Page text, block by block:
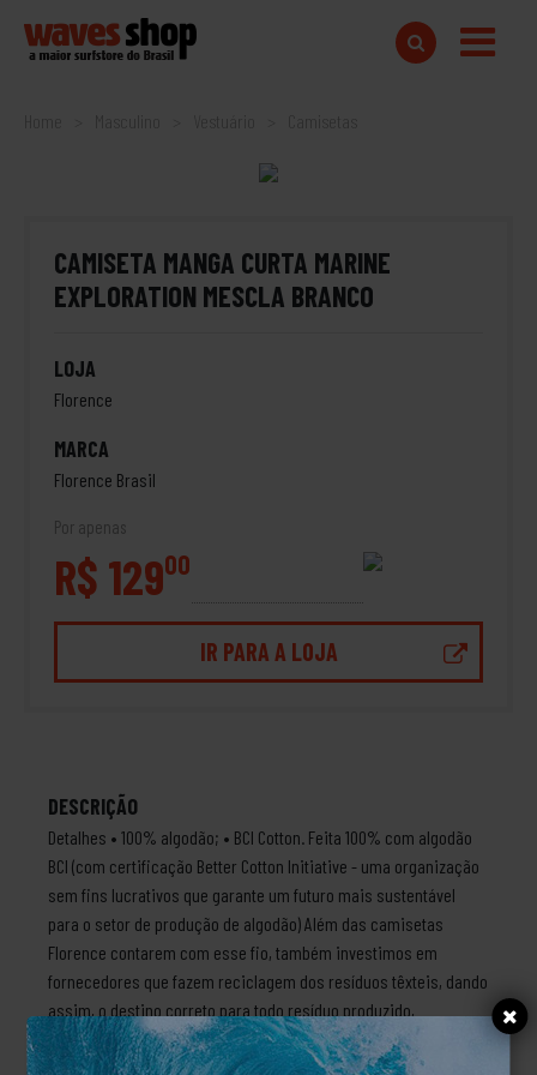
Home Camisetas
CAMISETA MANGA CURTA MARINE
EXPLORATION MESCLA BRANCO
LOJA
Florence
MARCA
Florence Brasil
Por apenas
R$ 12900
IR PARA A LOJA
DESCRIÇÃO
Detalhes • 100% algodão; • BCI Cotton. Feita 100% com algodão
BCI (com certificação Better Cotton Initiative - uma organização
sem fins lucrativos que garante um futuro mais sustentável
para o setor de produção de algodão) Além das camisetas
Florence contarem com esse fio, também investimos em
fornecedores que fazem reciclagem dos resíduos têxteis, dando
assim, o destino correto para todo resíduo produzido,
devolvendo ao meio ambiente uma parcela dos recursos
naturais. Guia de medidas Tamanho Comprimento Largura P 73